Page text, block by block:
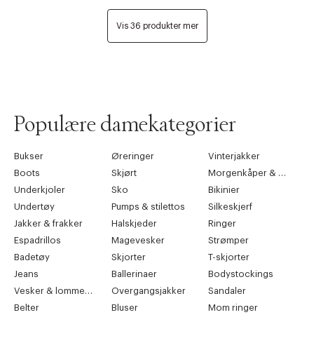
Vis 36 produkter mer
Populære damekategorier
Bukser Øreringer
Vinterjakker
Boots
Skjørt
Morgenkåper & kimonoer
Underkjoler
Sko
Bikinier
Undertøy
Pumps & stilettos
Silkeskjerf
Jakker & frakker
Halskjeder
Ringer
Espadrillos
Magevesker
Strømper
Badetøy
Skjorter
T-skjorter
Jeans
Ballerinaer
Bodystockings
Vesker & lommebøker
Overgangsjakker
Sandaler
Belter
Bluser Mom ringer